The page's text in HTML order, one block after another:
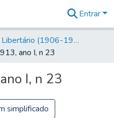
na
Entrar
Canto Libertário (1906-1995)
ano I, n 23
I, n 23
simplificado